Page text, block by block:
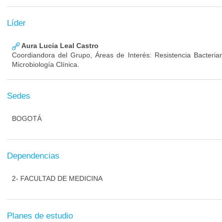
Líder
Aura Lucia Leal Castro
Coordiandora del Grupo, Áreas de Interés: Resistencia
Microbiología Clínica.
Sedes
BOGOTÁ
Dependencias
2- FACULTAD DE MEDICINA
Planes de estudio